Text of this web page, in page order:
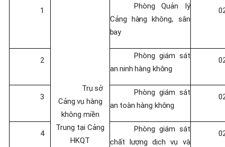
1
Trụ sở
Cảng vụ hàng
không miền
Trung tại Cảng
HKQT
Phòng Quản
lý
Cảng hàngkhông, sân
bay
2 Phòng giám sát
an ninhhàng không
3 Phòng giám sát
an toànhàng không
4 Phòng giám sát
chất lượng dịch vụ và